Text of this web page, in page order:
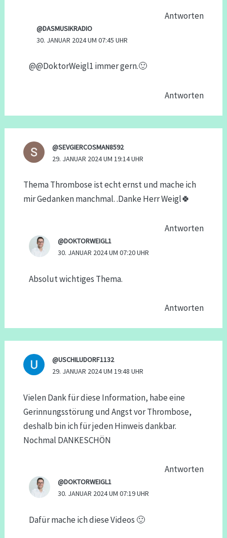
Antworten
@DASMUSIKRADIO
30. JANUAR 2024 UM 07:45 UHR
@@DoktorWeigl1 immer gern.🙂
Antworten
@SEVGIERCOSMAN8592
29. JANUAR 2024 UM 19:14 UHR
Thema Thrombose ist echt ernst und mache ich
mir Gedanken manchmal. .Danke Herr Weigl🍀
Antworten
@DOKTORWEIGL1
30. JANUAR 2024 UM 07:20 UHR
Absolut wichtiges Thema.
Antworten
@USCHILUDORF1132
29. JANUAR 2024 UM 19:48 UHR
Vielen Dank für diese Information, habe eine
Gerinnungsstörung und Angst vor Thrombose,
deshalb bin ich für jeden Hinweis dankbar.
Nochmal DANKESCHÖN
Antworten
@DOKTORWEIGL1
30. JANUAR 2024 UM 07:19 UHR
Dafür mache ich diese Videos 🙂